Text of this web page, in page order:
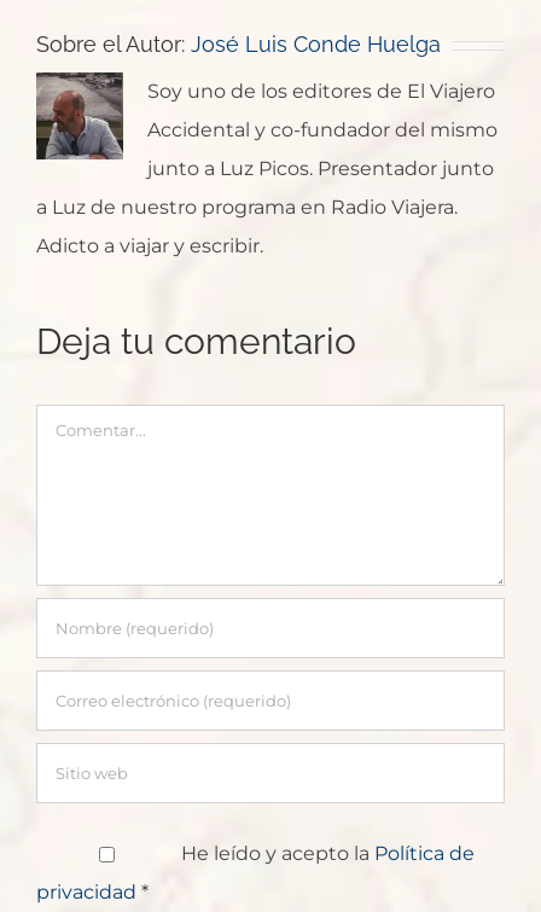
Sobre el Autor: José Luis Conde Huelga
Soy uno de los editores de El Viajero
Accidental y co-fundador del mismo
junto a Luz Picos. Presentador junto
a Luz de nuestro programa en Radio Viajera.
Adicto a viajar y escribir.
Deja tu comentario
Comentar
He leído y acepto la Política de
privacidad *